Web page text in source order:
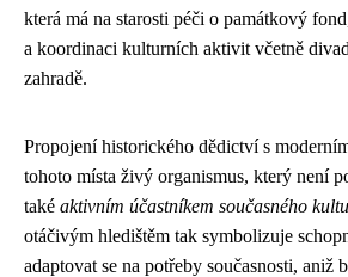
která má na starosti péči o památkový
a koordinaci kulturních aktivit včetně
zahradě.
Propojení historického dědictví s
tohoto místa živý organismus, který není
také aktivním účastníkem současného
otáčivým hledištěm tak symbolizuje
adaptovat se na potřeby současnosti,